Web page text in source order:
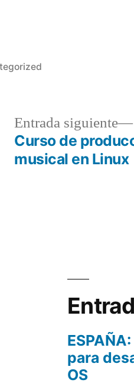
Entrada siguiente
Curso de
musical en Linux
para
OS